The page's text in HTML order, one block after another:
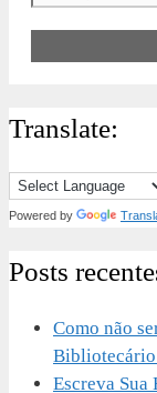
Translate:
Powered by
Posts
Como não
Bibliotecário
Escreva Sua